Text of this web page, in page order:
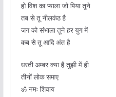
हो विश का प्याला जो पिया तूने
तब से तू नीलकंठ है
जग को संभाला तूने हर युग में
कब से तू आदि अंत है
धरती अम्बर क्या है तुझी में ही
तीनों लोक समाए
ॐ नमः शिवाय